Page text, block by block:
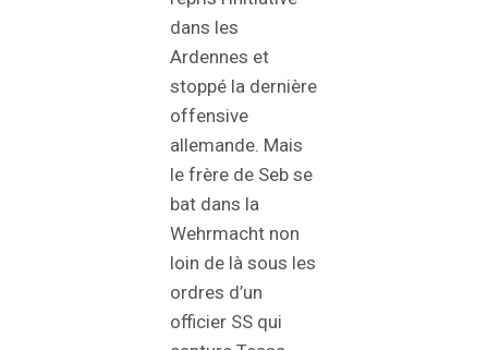
dans les
Ardennes et
stoppé la dernière
offensive
allemande. Mais
le frère de Seb se
bat dans la
Wehrmacht non
loin de là sous les
ordres d’un
officier SS qui